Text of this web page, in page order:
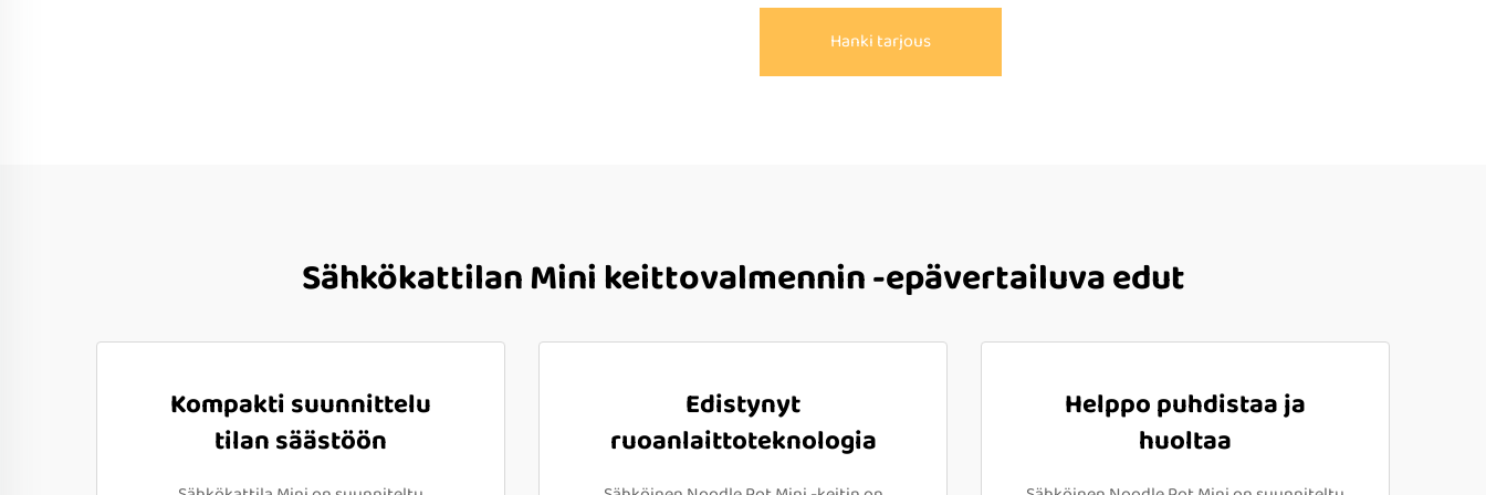
Hanki tarjous
Sähkökattilan Mini keittovalmennin -epävertailuva edut
Kompakti suunnittelu
tilan säästöön
Edistynyt
ruoanlaittoteknologia
Helppo puhdistaa ja
huoltaa